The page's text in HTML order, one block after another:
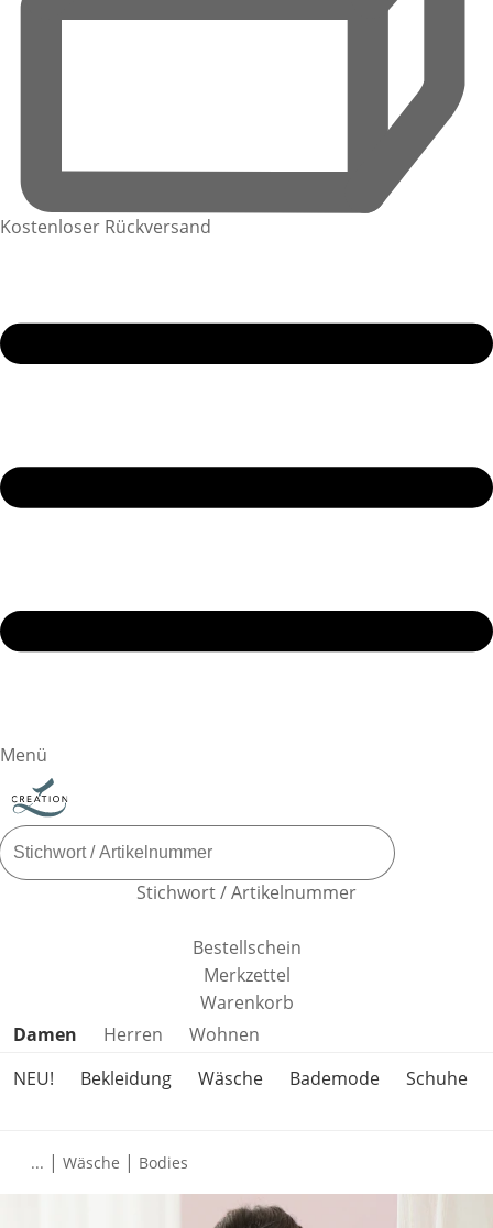
Kostenloser Rückversand
Menü
Stichwort / Artikelnummer
Bestellschein
Merkzettel
Warenkorb
Produktkategorien überspringen
Damen Herren
Wohnen
NEU!
Bekleidung Wäsche Bademode Schuhe
... | Wäsche | Bodies